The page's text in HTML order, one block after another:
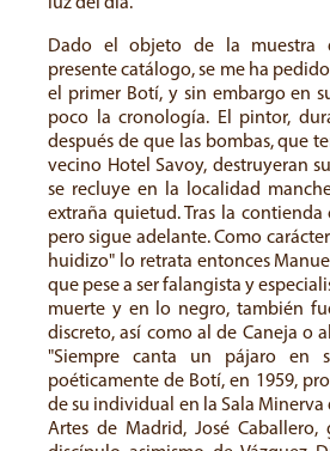
Dado el objeto de la muestra
presente catálogo, se me ha
el primer Botí, y sin embargo en
poco la cronología. El pintor,
después de que las bombas, que
vecino Hotel Savoy, destruyeran
se recluye en la localidad
extraña quietud. Tras la contienda
pero sigue adelante. Como
huidizo" lo retrata entonces
que pese a ser falangista y
muerte y en lo negro, también
discreto, así como al de Caneja o
"Siempre canta un pájaro en
poéticamente de Botí, en 1959,
de su individual en la Sala Minerva
Artes de Madrid, José